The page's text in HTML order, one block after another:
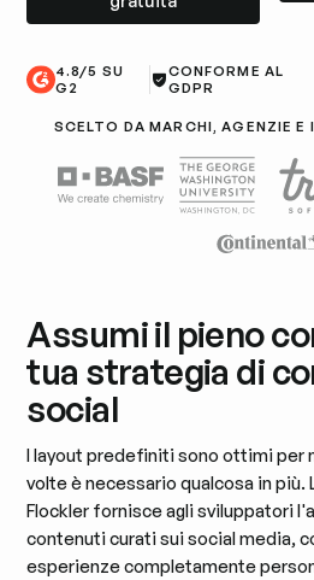
4.8/5 SU
G2
CONFORME AL
GDPR
SCELTO DA MARCHI, AGENZIE
Assumi il pieno
tua strategia di
social
I layout predefiniti sono ottimi per
volte è necessario qualcosa in più.
Flockler fornisce agli sviluppatori
contenuti curati sui social media,
esperienze completamente